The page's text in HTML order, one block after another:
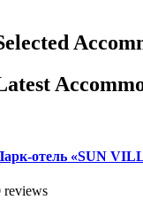
отель «SUN
reviews